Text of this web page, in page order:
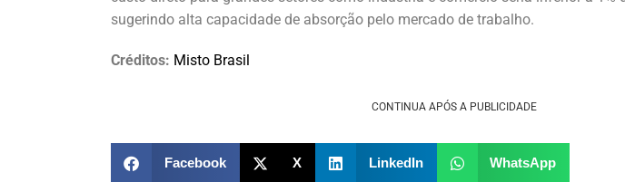
sugerindo alta capacidade de absorção pelo mercado de trabalho.
Créditos: Misto Brasil
CONTINUA APÓS A PUBLICIDADE
Facebook X LinkedIn WhatsApp